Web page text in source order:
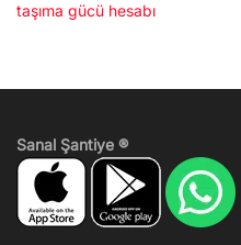
taşıma gücü hesabı
Sanal Şantiye ®